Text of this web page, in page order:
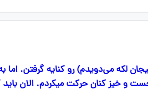
لکه می‌دویدم) رو کنایه گرفتن. اما
و خیز کنان حرکت میکردم. الان باید